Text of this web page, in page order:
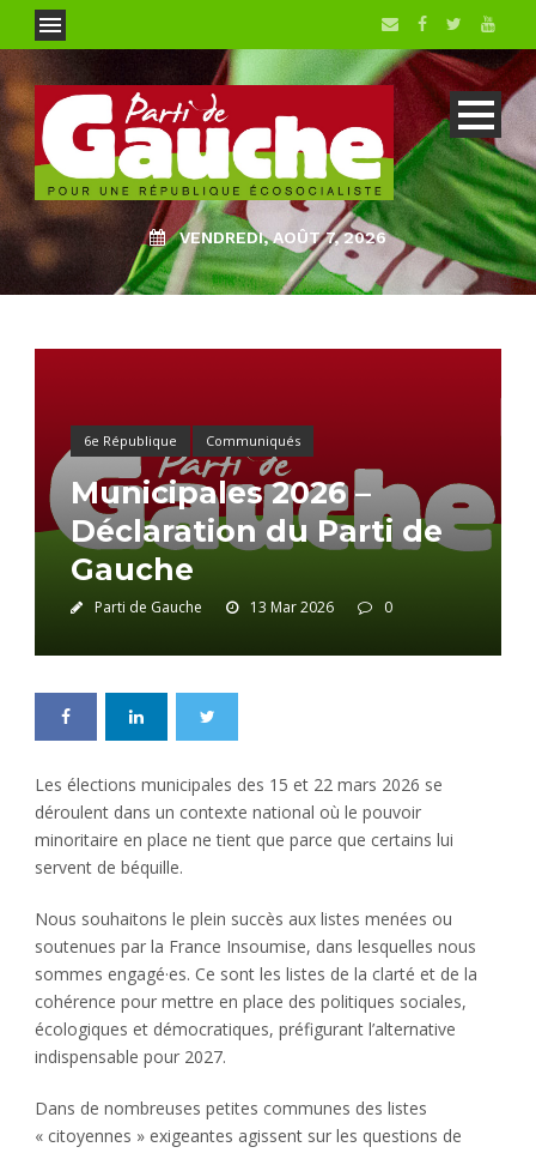
VENDREDI, AOÛT 7, 2026
6e République Communiqués
Municipales 2026 –
Déclaration du Parti de
Gauche
Parti de Gauche 13 Mar 2026 0
Les élections municipales des 15 et 22 mars 2026 se
déroulent dans un contexte national où le pouvoir
minoritaire en place ne tient que parce que certains lui
servent de béquille.
Nous souhaitons le plein succès aux listes menées ou
soutenues par la France Insoumise, dans lesquelles nous
sommes engagé·es. Ce sont les listes de la clarté et de la
cohérence pour mettre en place des politiques sociales,
écologiques et démocratiques, préfigurant l’alternative
indispensable pour 2027.
Dans de nombreuses petites communes des listes
« citoyennes » exigeantes agissent sur les questions de